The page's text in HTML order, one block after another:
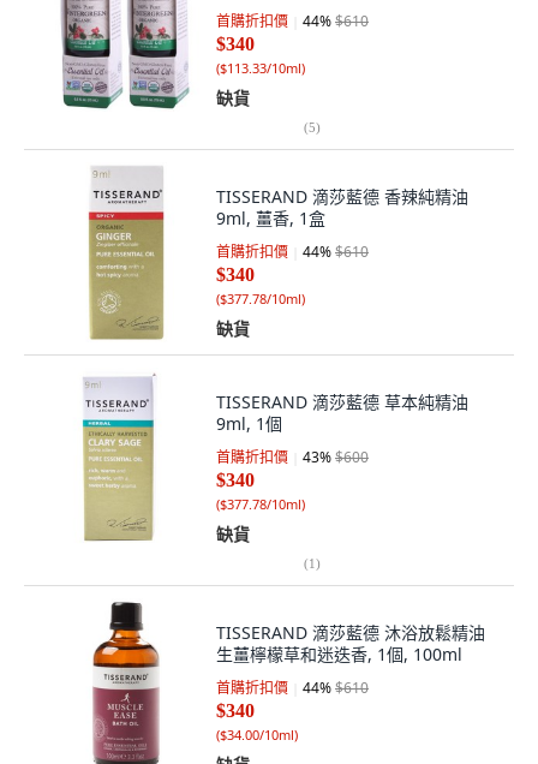
首購折扣價 44%$610
$340
($113.33/10ml)
缺貨
(5)
TISSERAND 滴莎藍德 香辣純精油
9ml, 薑香, 1盒
首購折扣價 44%$610
$340
($377.78/10ml)
缺貨
TISSERAND 滴莎藍德 草本純精油
9ml, 1個
首購折扣價 43%$600
$340
($377.78/10ml)
缺貨
(1)
TISSERAND 滴莎藍德 沐浴放鬆精油
生薑檸檬草和迷迭香, 1個, 100ml
首購折扣價 44%$610
$340
($34.00/10ml)